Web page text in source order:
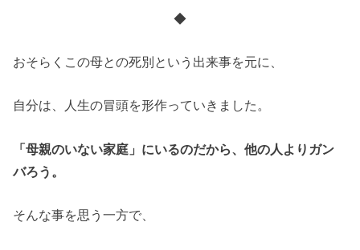
◆
おそらくこの母との死別という出来事を元に、
自分は、人生の冒頭を形作っていきました。
「母親のいない家庭」にいるのだから、他の人よりガン
バろう。
そんな事を思う一方で、